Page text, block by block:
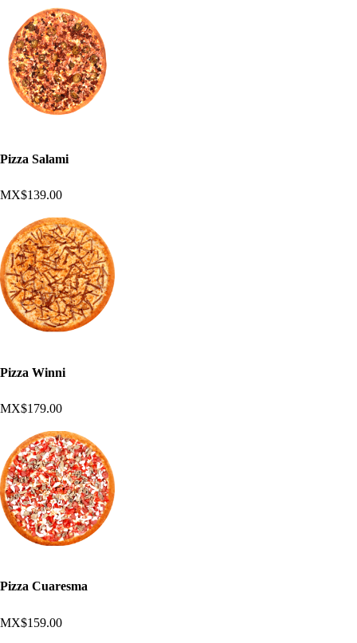
Pizza Salami
MX$139.00
Pizza Winni
MX$179.00
Pizza Cuaresma
MX$159.00